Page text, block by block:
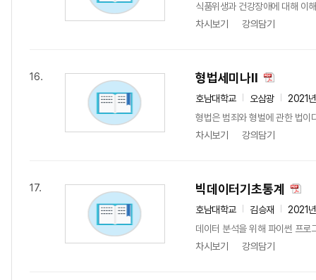
식품위생과 건강장애에 대해 이
차시보기
강의담기
16. 형법세미나II
호남대학교 오삼광
2021
형법은 범죄와 형벌에 관한 법이
차시보기
강의담기
17. 빅데이터기초통계
호남대학교 김승재
2021
데이터 분석을 위해 파이썬 프로
차시보기
강의담기